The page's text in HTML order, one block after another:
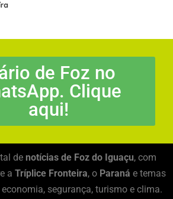
de Foz no
Clique
aqui!
de notícias de Foz do Iguaçu, com
a Tríplice Fronteira, o Paraná e temas
segurança, turismo e clima.